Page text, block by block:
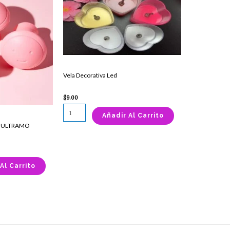
Carrito
Vela Decorativa Led
$9.00
Decorativa
Led
cantidad
Añadir Al Carrito